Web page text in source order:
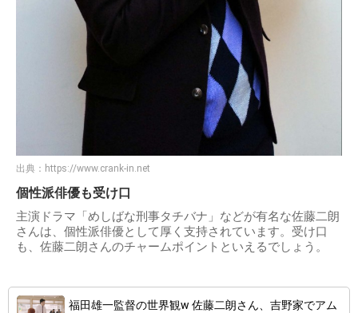
出典： https://www.crank-in.net
個性派俳優も受け口
主演ドラマ「めしばな刑事タチバナ」などが有名な佐藤二朗
さんは、個性派俳優として厚く支持されています。受け口
も、佐藤二朗さんのチャームポイントといえるでしょう。
福田雄一監督の世界観w 佐藤二朗さん、吉野家でアム